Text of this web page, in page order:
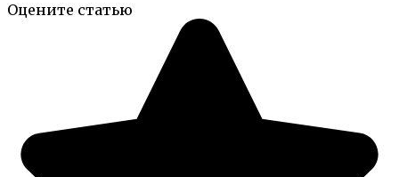
Оцените статью